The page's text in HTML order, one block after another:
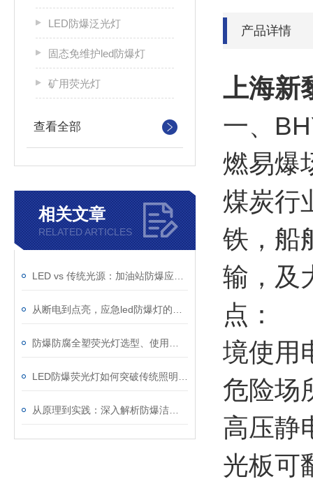
LED防爆泛光灯
固态免维护led防爆灯
矿用荧光灯
查看全部
相关文章
RELATED ARTICLES
产品详情
上海新
一、
燃易爆
煤炭行
铁，船
输，
点：
境使用
危险场
高压
光板